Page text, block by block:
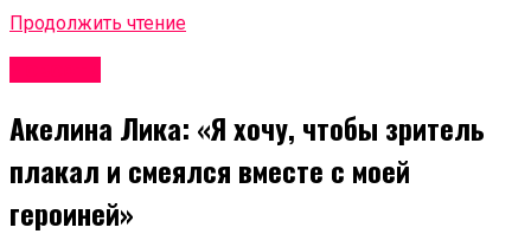
Продолжить чтение
Акелина Лика: «Я хочу, чтобы зритель
плакал и смеялся вместе с моей
героиней»